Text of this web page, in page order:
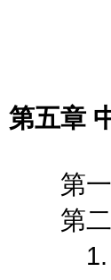
2.2
2.3
第五章
第一
第二
1. 进